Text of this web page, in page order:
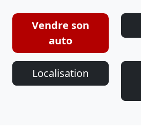
Vendre son
auto
Localisation